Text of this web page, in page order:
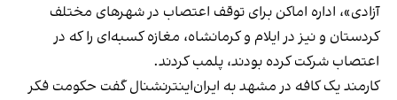
آزادی»، اداره اماکن برای توقف اعتصاب در شهرهای مختلف
کردستان و نیز در ایلام و کرمانشاه، مغازه کسبه‌ای را که در
اعتصاب شرکت کرده بودند، پلمب کردند.
کارمند یک کافه در مشهد به ایران‌اینترنشنال گفت حکومت فکر